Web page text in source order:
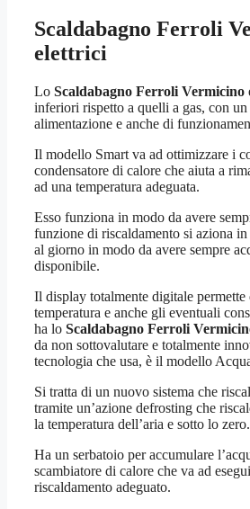
Scaldabagno Ferroli
elettrici
Lo Scaldabagno Ferroli Vermicino
inferiori rispetto a quelli a gas, con
alimentazione e anche di
Il modello Smart va ad ottimizzare i
condensatore di calore che aiuta a
ad una temperatura adeguata.
Esso funziona in modo da avere
funzione di riscaldamento si aziona
al giorno in modo da avere sempre
disponibile.
Il display totalmente digitale
temperatura e anche gli eventuali
ha lo Scaldabagno Ferroli
da non sottovalutare e totalmente
tecnologia che usa, è il modello
Si tratta di un nuovo sistema che
tramite un’azione defrosting che
la temperatura dell’aria e sotto lo zero.
Ha un serbatoio per accumulare
scambiatore di calore che va ad
riscaldamento adeguato.